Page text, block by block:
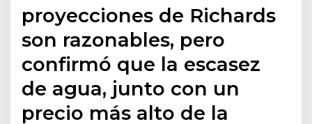
proyecciones de Richards
son razonables, pero
confirmó que la escasez
de agua, junto con un
precio más alto de la